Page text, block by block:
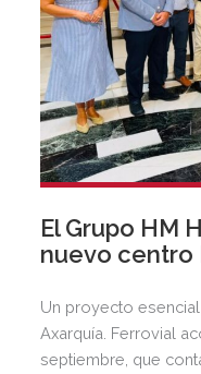
El Grupo HM
nuevo centro
Un proyecto
Axarquía. Ferrovial
septiembre, que